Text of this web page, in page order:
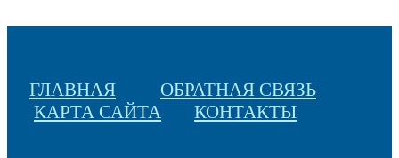
ГЛАВНАЯ
ОБРАТНАЯ СВЯЗЬ
КАРТА САЙТА
КОНТАКТЫ